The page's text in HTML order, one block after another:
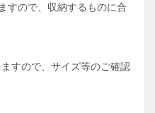
すので、収納するものに合
すので、サイズ等のご確認